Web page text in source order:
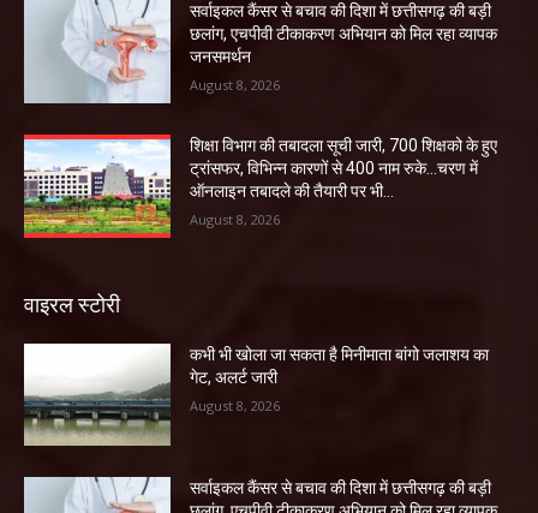
सर्वाइकल कैंसर से बचाव की दिशा में छत्तीसगढ़ की बड़ी
छलांग, एचपीवी टीकाकरण अभियान को मिल रहा व्यापक
जनसमर्थन
August 8, 2026
शिक्षा विभाग की तबादला सूची जारी, 700 शिक्षको के हुए
ट्रांसफर, विभिन्न कारणों से 400 नाम रुके…चरण में
ऑनलाइन तबादले की तैयारी पर भी...
August 8, 2026
वाइरल स्टोरी
कभी भी खोला जा सकता है मिनीमाता बांगो जलाशय का
गेट, अलर्ट जारी
August 8, 2026
सर्वाइकल कैंसर से बचाव की दिशा में छत्तीसगढ़ की बड़ी